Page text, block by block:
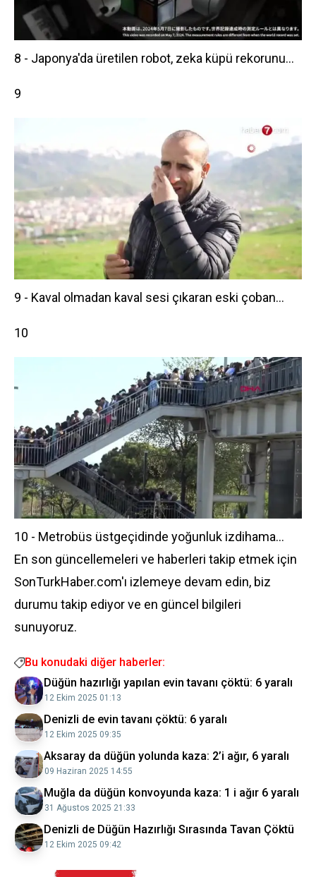
8 - Japonya'da üretilen robot, zeka küpü rekorunu...
9
9 - Kaval olmadan kaval sesi çıkaran eski çoban...
10
10 - Metrobüs üstgeçidinde yoğunluk izdihama...
En son güncellemeleri ve haberleri takip etmek için
SonTurkHaber.com'ı izlemeye devam edin, biz
durumu takip ediyor ve en güncel bilgileri
sunuyoruz.
Bu konudaki diğer haberler:
Düğün hazırlığı yapılan evin tavanı çöktü: 6 yaralı
12 Ekim 2025 01:13
Denizli de evin tavanı çöktü: 6 yaralı
12 Ekim 2025 09:35
Aksaray da düğün yolunda kaza: 2’i ağır, 6 yaralı
09 Haziran 2025 14:55
Muğla da düğün konvoyunda kaza: 1 i ağır 6 yaralı
31 Ağustos 2025 21:33
Denizli de Düğün Hazırlığı Sırasında Tavan Çöktü
12 Ekim 2025 09:42